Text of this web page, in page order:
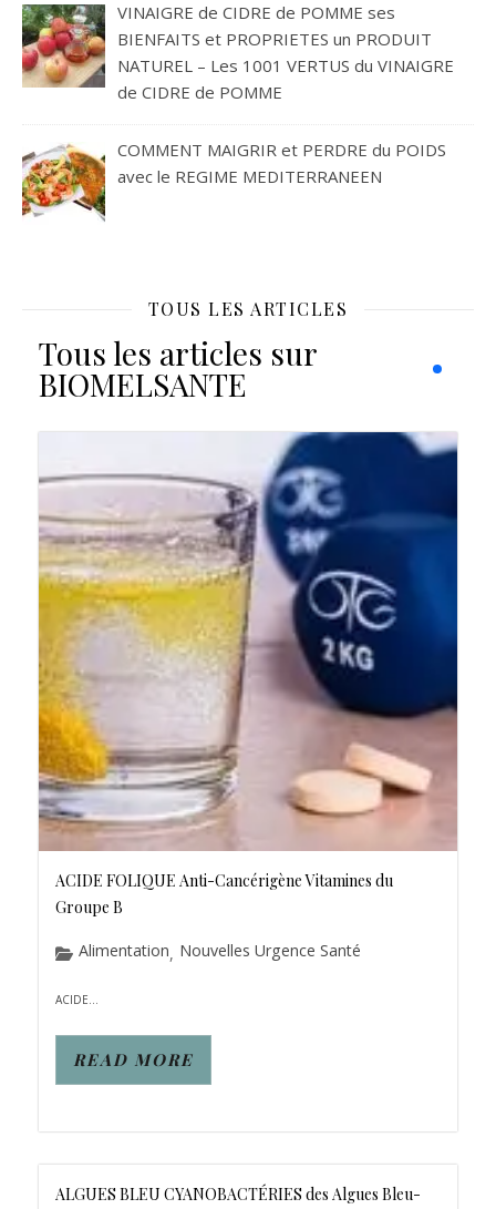
VINAIGRE de CIDRE de POMME ses
BIENFAITS et PROPRIETES un PRODUIT
NATUREL – Les 1001 VERTUS du VINAIGRE
de CIDRE de POMME
COMMENT MAIGRIR et PERDRE du POIDS
avec le REGIME MEDITERRANEEN
TOUS LES ARTICLES
Tous les articles sur
BIOMELSANTE
ACIDE FOLIQUE Anti-Cancérigène Vitamines du
Groupe B
Alimentation, Nouvelles Urgence Santé
ACIDE...
READ MORE
ALGUES BLEU CYANOBACTÉRIES des Algues Bleu-